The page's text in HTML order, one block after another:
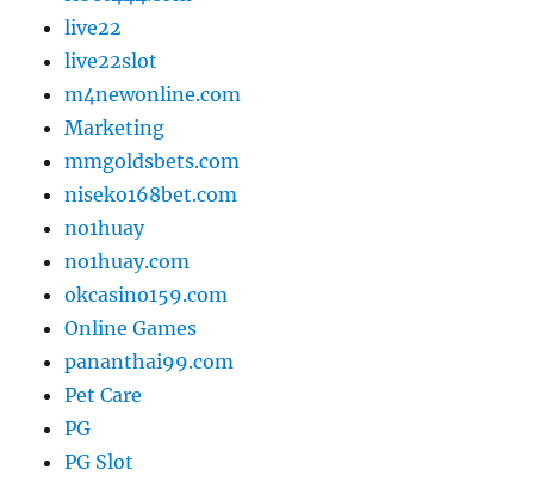
live22
live22slot
m4newonline.com
Marketing
mmgoldsbets.com
niseko168bet.com
no1huay
no1huay.com
okcasino159.com
Online Games
pananthai99.com
Pet Care
PG
PG Slot